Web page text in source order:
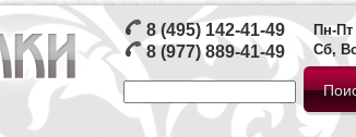
8 (495) 142-41-49
8 (977) 889-41-49
Пн-Пт
Сб,